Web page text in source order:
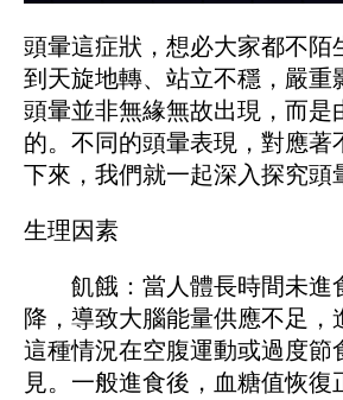
頭暈這症狀，想必大家都不陌
到天旋地轉、站立不穩，嚴重
頭暈並非無緣無故出現，而是
的。不同的頭暈表現，對應著
下來，我們就一起深入探究頭
生理因素
飢餓：當人體長時間未進
降，導致大腦能量供應不足，
這種情況在空腹運動或過度節
見。一般進食後，血糖值恢復